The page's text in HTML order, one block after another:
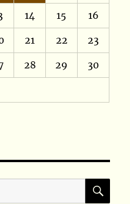
14 15 16
21 22 23
28 29 30